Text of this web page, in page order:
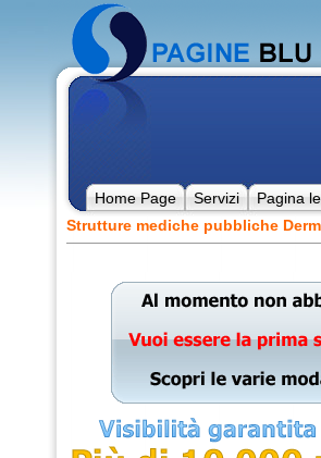
Home Page Servizi Pagina
Strutture mediche pubbliche